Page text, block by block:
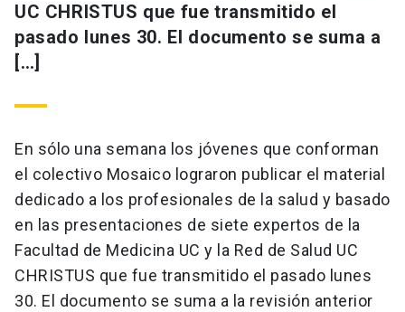
UC CHRISTUS que fue transmitido el
pasado lunes 30. El documento se suma a
[…]
En sólo una semana los jóvenes que conforman
el colectivo Mosaico lograron publicar el material
dedicado a los profesionales de la salud y basado
en las presentaciones de siete expertos de la
Facultad de Medicina UC y la Red de Salud UC
CHRISTUS que fue transmitido el pasado lunes
30. El documento se suma a la revisión anterior